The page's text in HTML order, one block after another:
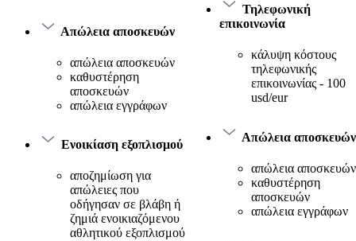
Απώλεια αποσκευών
απώλεια αποσκευών
καθυστέρηση
αποσκευών
απώλεια εγγράφων
Ενοικίαση εξοπλισμού
αποζημίωση για
απώλειες που
οδήγησαν σε βλάβη ή
ζημιά ενοικιαζόμενου
αθλητικού εξοπλισμού
Τηλεφωνική
επικοινωνία
κάλυψη κόστους
τηλεφωνικής
επικοινωνίας - 100
usd/eur
Απώλεια αποσκευών
απώλεια αποσκευών
καθυστέρηση
αποσκευών
απώλεια εγγράφων